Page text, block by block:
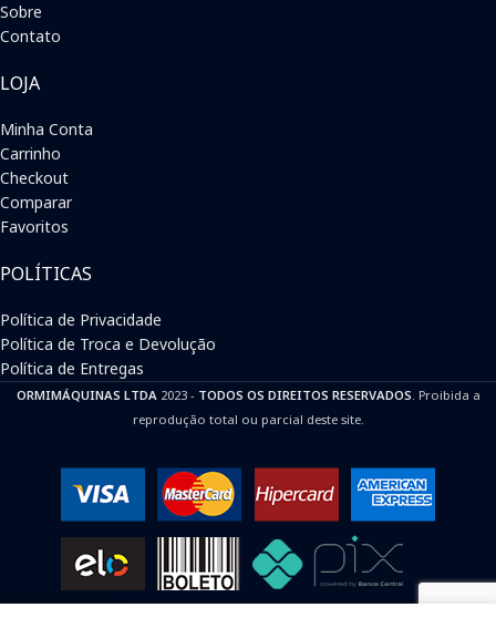
Sobre
Contato
LOJA
Minha Conta
Carrinho
Checkout
Comparar
Favoritos
POLÍTICAS
Política de Privacidade
Política de Troca e Devolução
Política de Entregas
ORMIMÁQUINAS LTDA2023 - TODOS OS DIREITOS RESERVADOS. Proibida a
reprodução total ou parcial deste site.